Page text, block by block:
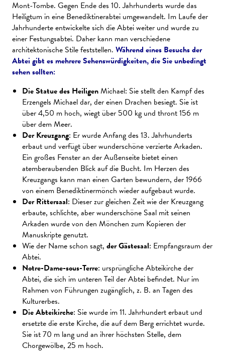
Mont-Tombe. Gegen Ende des 10. Jahrhunderts wurde das
Heiligtum in eine Benediktinerabtei umgewandelt. Im Laufe der
Jahrhunderte entwickelte sich die Abtei weiter und wurde zu
einer Festungsabtei. Daher kann man verschiedene
architektonische Stile feststellen. Während eines Besuchs der
Abtei gibt es mehrere Sehenswürdigkeiten, die Sie unbedingt
sehen sollten:
Die Statue des HeiligenMichael: Sie stellt den Kampf des
Erzengels Michael dar, der einen Drachen besiegt. Sie ist
über 4,50 m hoch, wiegt über 500 kg und thront 156 m
über dem Meer.
Der Kreuzgang: Er wurde Anfang des 13. Jahrhunderts
erbaut und verfügt über wunderschöne verzierte Arkaden.
Ein großes Fenster an der Außenseite bietet einen
atemberaubenden Blick auf die Bucht. Im Herzen des
Kreuzgangs kann man einen Garten bewundern, der 1966
von einem Benediktinermönch wieder aufgebaut wurde.
Der Rittersaal: Dieser zur gleichen Zeit wie der Kreuzgang
erbaute, schlichte, aber wunderschöne Saal mit seinen
Arkaden wurde von den Mönchen zum Kopieren der
Manuskripte genutzt.
Wie der Name schon sagt, der Gästesaal: Empfangsraum der
Abtei.
Notre-Dame-sous-Terre: ursprüngliche Abteikirche der
Abtei, die sich im unteren Teil der Abtei befindet. Nur im
Rahmen von Führungen zugänglich, z. B. an Tagen des
Kulturerbes.
Die Abteikirche: Sie wurde im 11. Jahrhundert erbaut und
ersetzte die erste Kirche, die auf dem Berg errichtet wurde.
Sie ist 70 m lang und an ihrer höchsten Stelle, dem
Chorgewölbe, 25 m hoch.